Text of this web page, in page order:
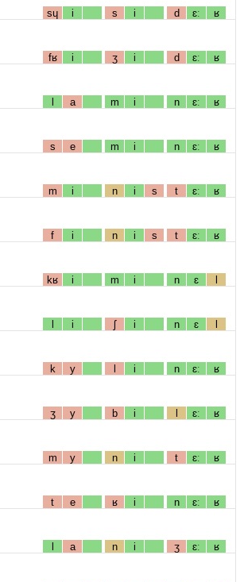
sɥ i s i d ɛː ʁ
fʁ i ʒ i d ɛː ʁ
l a m i n ɛː ʁ
s e m i n ɛː ʁ
m i n i s t ɛː ʁ
f i n i s t ɛː ʁ
kʁ i m i n ɛ l
l i ʃ i n ɛ l
k y l i n ɛː ʁ
ʒ y b i l ɛː ʁ
m y n i t ɛː ʁ
t e ʁ i n ɛː ʁ
l a n i ʒ ɛː ʁ